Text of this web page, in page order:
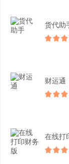
货代助
财运通
在线打